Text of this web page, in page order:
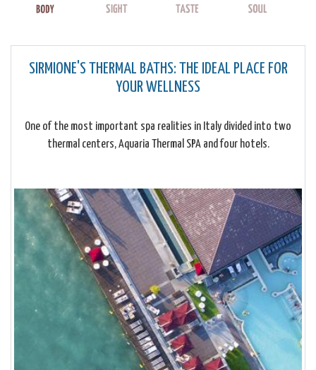
SIRMIONE'S THERMAL BATHS: THE IDEAL PLACE FOR
YOUR WELLNESS
One of the most important spa realities in Italy divided into two
thermal centers, Aquaria Thermal SPA and four hotels.